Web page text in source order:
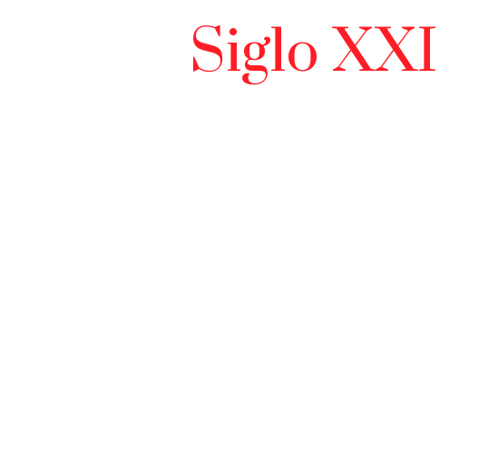
Siglo XXI